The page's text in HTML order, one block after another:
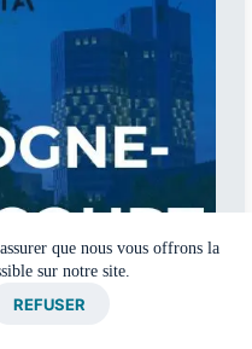
que nous vous offrons la
sur notre site.
REFUSER